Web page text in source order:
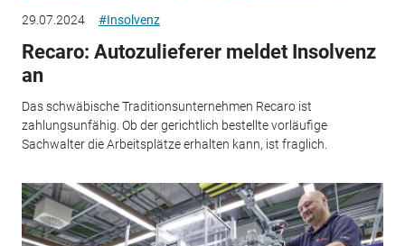
29.07.2024 #Insolvenz
Recaro: Autozulieferer meldet Insolvenz
an
Das schwäbische Traditionsunternehmen Recaro ist
zahlungsunfähig. Ob der gerichtlich bestellte vorläufige
Sachwalter die Arbeitsplätze erhalten kann, ist fraglich.